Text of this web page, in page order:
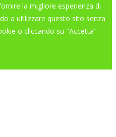
la migliore esperienza di
a utilizzare questo sito senza
o cliccando su "Accetta"